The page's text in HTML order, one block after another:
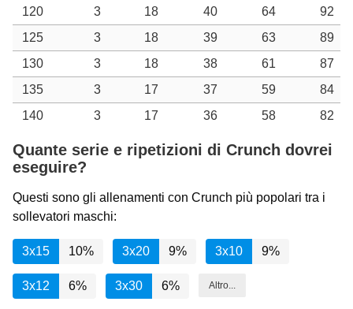
120
3 18 40 64
92
125
3 18 39 63
89
130
3 18 38 61
87
135
3 17 37 59
84
140
3 17 36 58 82
Quante serie e ripetizioni di Crunch dovrei
eseguire?
Questi sono gli allenamenti con Crunch più popolari tra i
sollevatori maschi:
3x15 10% 3x20 9% 3x10 9%
3x12 6% 3x30 6% Altro...